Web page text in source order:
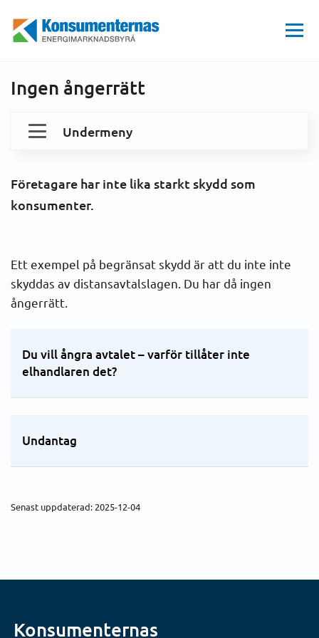
Energimarknadsbyrån
Hem För småföretagare
Ingen ångerrätt
Ingen ångerrätt
Undermeny
Allmänna avtalsvillkor
2. Ingen ångerrätt
4. Lösenavgift eller brytavgift
Hur kan tvisten lösas?
Företagare har inte lika starkt skydd som
konsumenter.
Ett exempel på begränsat skydd är att du inte inte
skyddas av distansavtalslagen. Du har då ingen
ångerrätt.
Du vill ångra avtalet – varför tillåter inte
elhandlaren det?
Undantag
Senast uppdaterad: 2025-12-04
Konsumenternas